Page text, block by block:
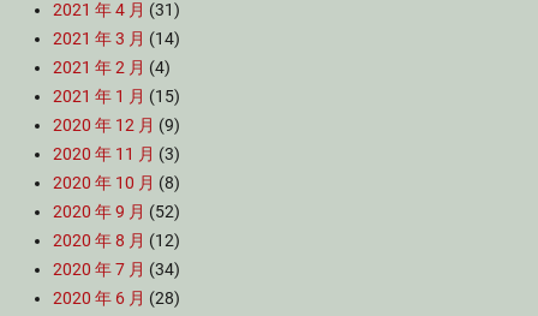
2021 年 4 月 (31)
2021 年 3 月 (14)
2021 年 2 月 (4)
2021 年 1 月 (15)
2020 年 12 月 (9)
2020 年 11 月 (3)
2020 年 10 月 (8)
2020 年 9 月 (52)
2020 年 8 月 (12)
2020 年 7 月 (34)
2020 年 6 月 (28)